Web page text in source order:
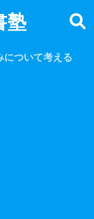
塾
について考える